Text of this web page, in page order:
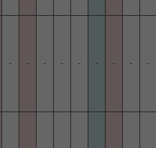
- - - - - - - - -